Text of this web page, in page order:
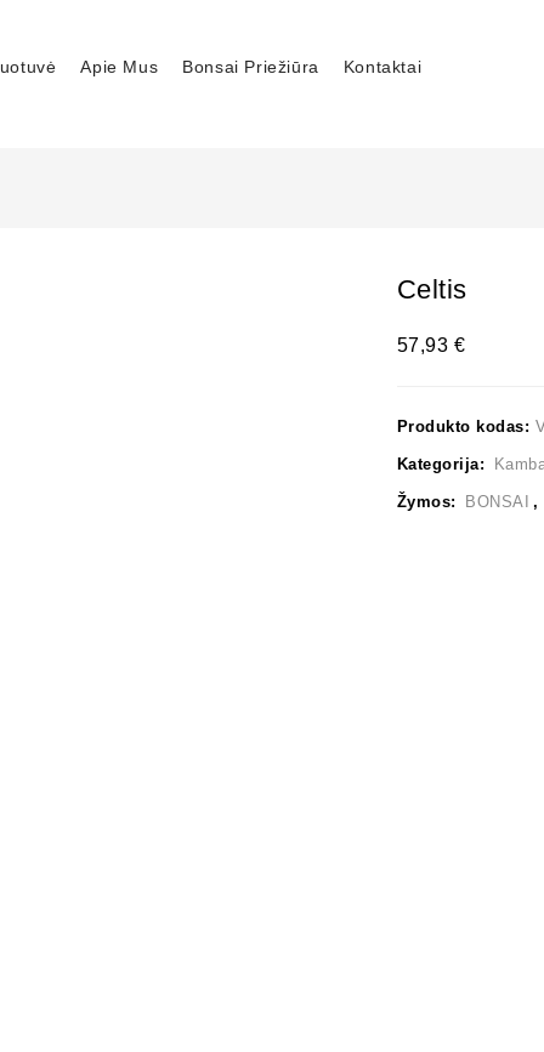
Apie Mus Bonsai Priežiūra Kontaktai
Celtis
57,93€
Produkto kodas:
Kategorija:
Žymos: BONSAI ,